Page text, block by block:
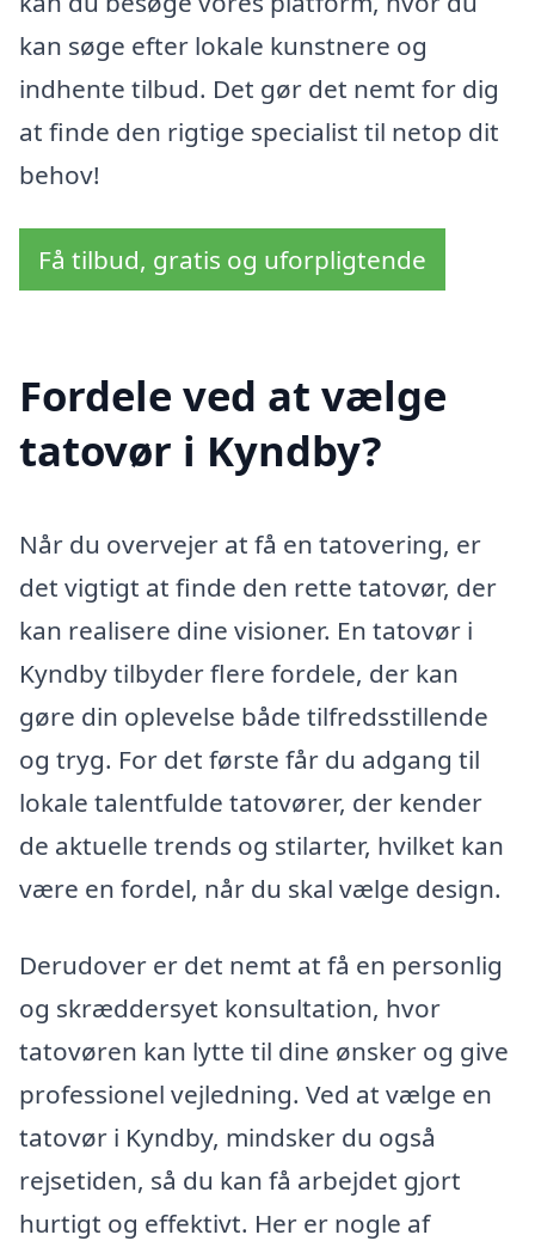
kan søge efter lokale kunstnere og
indhente tilbud. Det gør det nemt for dig
at finde den rigtige specialist til netop dit
behov!
Få tilbud, gratis og uforpligtende
Fordele ved at vælge
tatovør i Kyndby?
Når du overvejer at få en tatovering, er
det vigtigt at finde den rette tatovør, der
kan realisere dine visioner. En tatovør i
Kyndby tilbyder flere fordele, der kan
gøre din oplevelse både tilfredsstillende
og tryg. For det første får du adgang til
lokale talentfulde tatovører, der kender
de aktuelle trends og stilarter, hvilket kan
være en fordel, når du skal vælge design.
Derudover er det nemt at få en personlig
og skræddersyet konsultation, hvor
tatovøren kan lytte til dine ønsker og give
professionel vejledning. Ved at vælge en
tatovør i Kyndby, mindsker du også
rejsetiden, så du kan få arbejdet gjort
hurtigt og effektivt. Her er nogle af